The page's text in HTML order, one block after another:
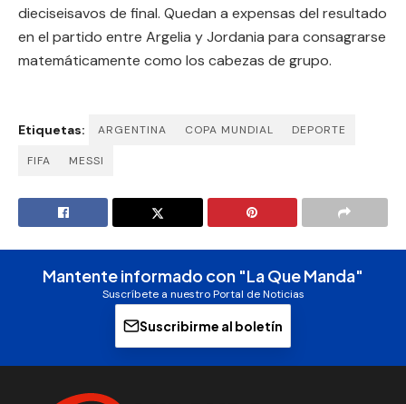
dieciseisavos de final. Quedan a expensas del resultado
en el partido entre Argelia y Jordania para consagrarse
matemáticamente como los cabezas de grupo.
Etiquetas: ARGENTINA COPA MUNDIAL DEPORTE
FIFA MESSI
Mantente informado con "La Que Manda"
Suscríbete a nuestro Portal de Noticias
Suscribirme al boletín